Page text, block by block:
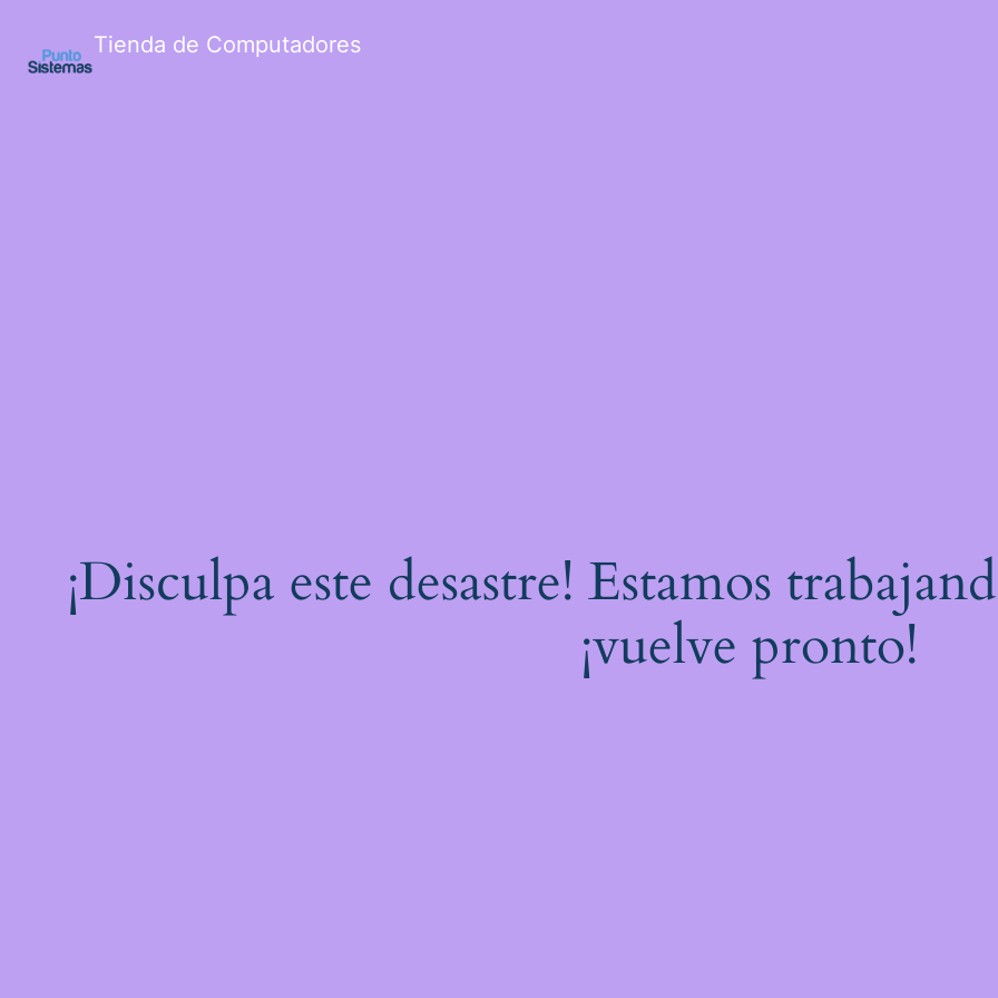
Tienda de Computadores
¡Disculpa este desastre! Estamos
¡vuelve pronto!